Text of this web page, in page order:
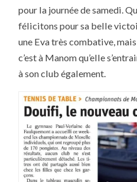
pour la journée de samedi.
félicitons pour sa belle
une Eva très combative,
c’est à Manom qu’elle
à son club également.